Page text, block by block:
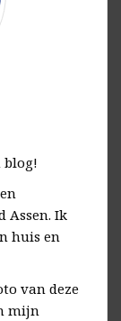
blog!
Assen. Ik
huis en
van deze
mijn